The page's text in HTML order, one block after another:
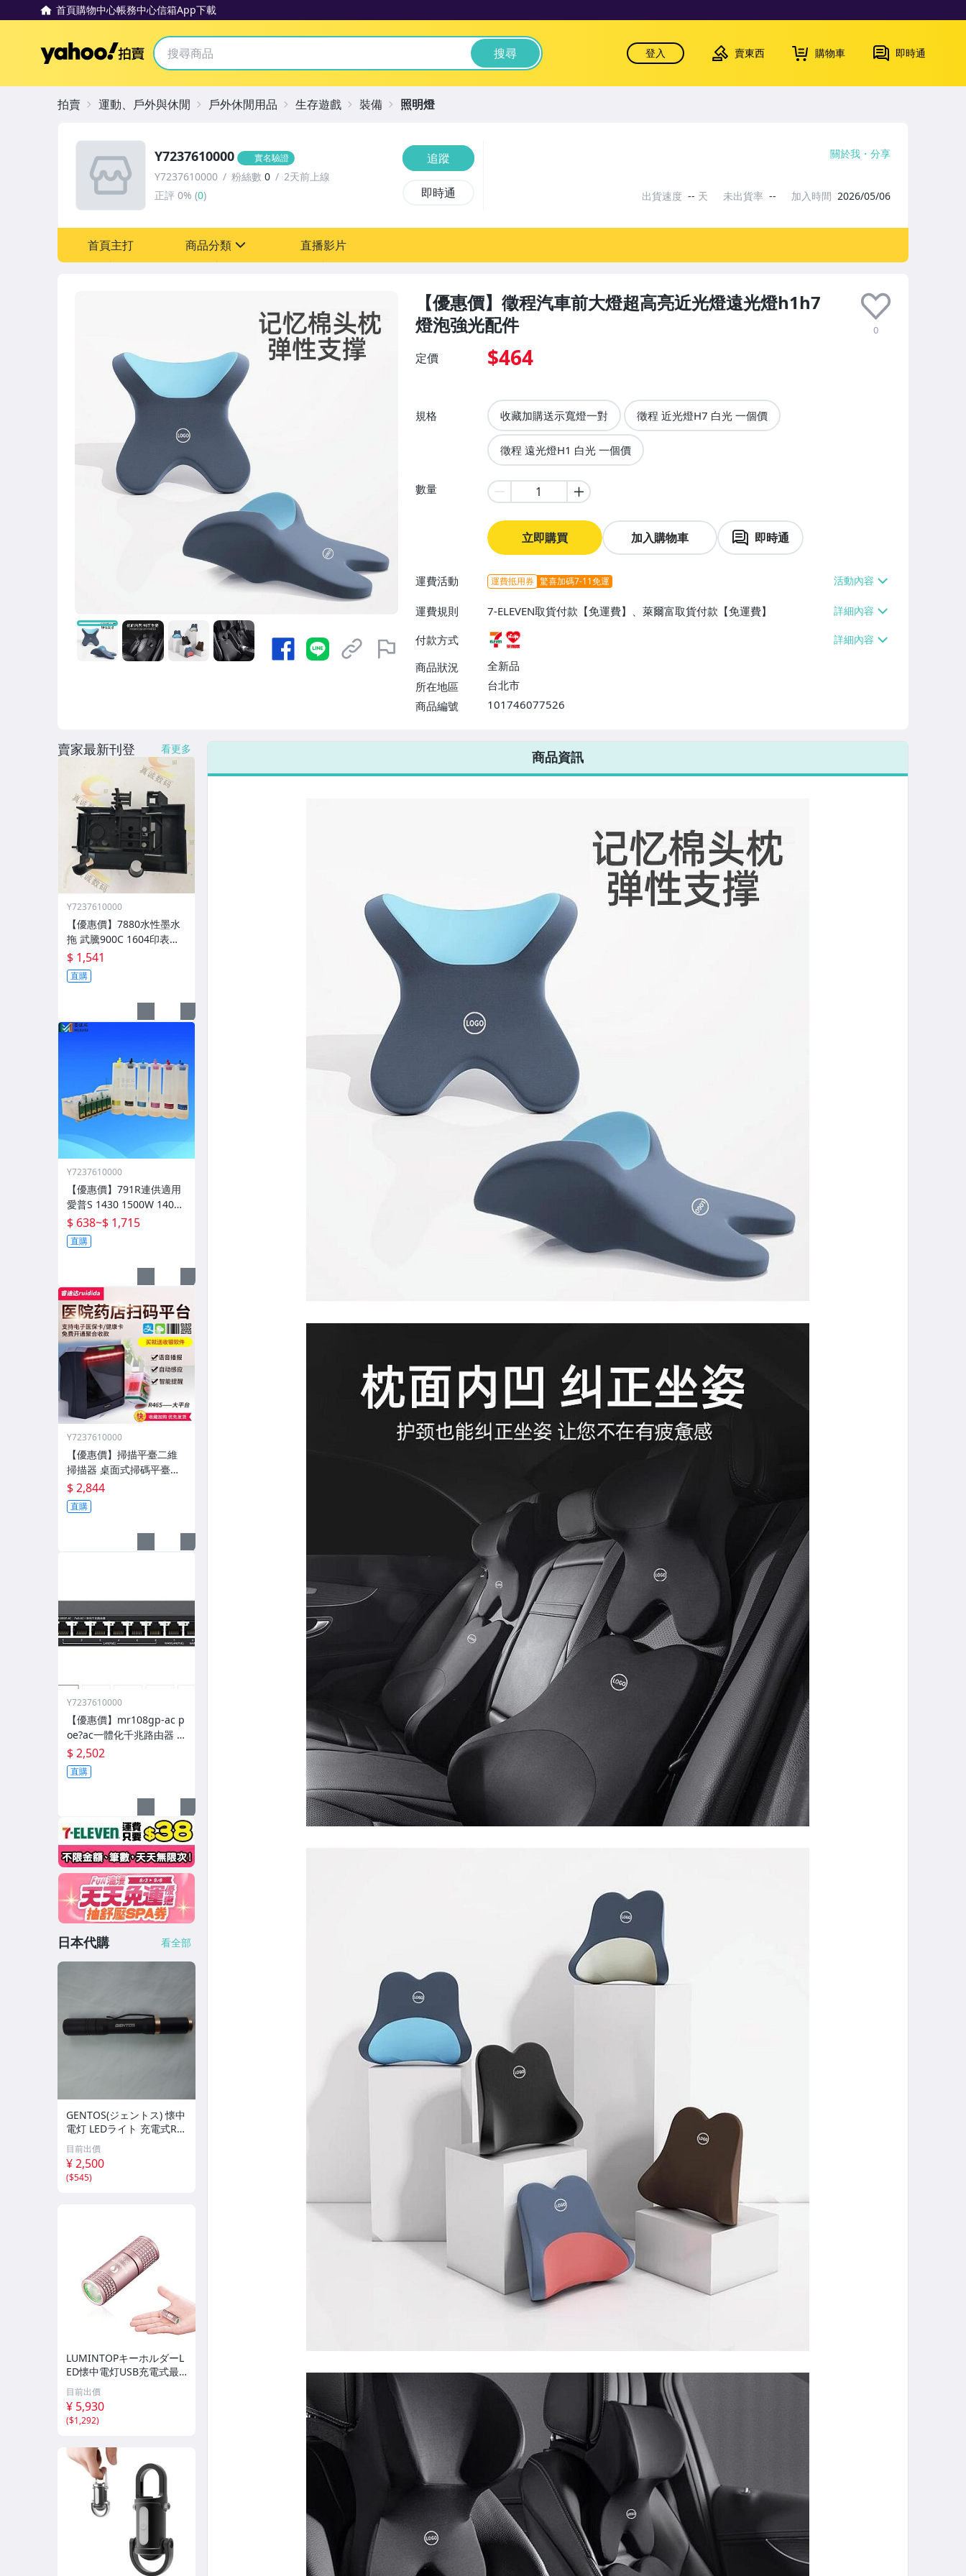
首頁購物中心帳務中心信箱App下載
Yahoo拍賣 搜尋 登入 賣東西 購物車 即時通
【優惠價】徵程汽車前大燈超高亮近光燈遠光燈h1h7
燈泡強光配件
0
定價 $464
規格 收藏加購送示寬燈一對 徵程 近光燈H7 白光 一個價
徵程 遠光燈H1 白光 一個價
數量
立即購買 加入購物車 即時通
運費活動 運費抵用券 驚喜加碼7-11免運
運費規則
7-ELEVEN取貨付款【免運費】、萊爾富取貨付款【免運費】
付款方式
商品狀況
全新品
所在地區
台北市
商品編號
101746077526
7-ELEVEN 運費只要38元
不限金額、筆數，筆筆優惠無限次！
Y7237610000 實名驗證
Y7237610000 粉絲數 0
2天前上線
正評 0% (0)
追蹤
即時通
關於我 分享
出貨速度 -- 天 未出貨率 -- 加入時間 2026/05/06
首頁主打 商品分類
古董、藝術與礦石
手機、配件與通訊
美容保養與彩妝
電腦、平板與周邊
相機、攝影與周邊
玩具、模型與公仔
男性精品與服飾
手錶與飾品配件
女包精品與女鞋
家電與影音視聽
美食與地方特產
直播影片
拍賣 運動、戶外與休閒 戶外休閒用品 生存遊戲 裝備 照明燈
商品資訊
賣家最新刊登 看更多
Y7237610000
【優惠價】7880水性墨水
拖 武騰900C 1604印表機
墨墊拖 設備配件 墨水託零
件
$ 1,541
直購
Y7237610000
【優惠價】791R連供適用
愛普S 1430 1500W 1400
4004印表機墨水盒晶片連
供
$ 638~$ 1,715
直購
Y7237610000
【優惠價】掃描平臺二維
掃描器 桌面式掃碼平臺條
碼掃描器 手機支付超市收
銀
$ 2,844
直購
Y7237610000
【優惠價】mr108gp-ac p
oe?ac一體化千兆路由器 8
口千兆一體化機 108gp
$ 2,502
直購
日本代購 看全部
GENTOS(ジェントス) 懐中
電灯 LEDライト 充電式RX-
304R使用期間短い！
目前出價
¥ 2,500
($545)
LUMINTOPキーホルダーL
ED懐中電灯USB充電式最
大130ルーメン実用点灯13
時間 2モード IPX8防水 1.5
M耐 em
目前出價
¥ 5,930
($1,292)